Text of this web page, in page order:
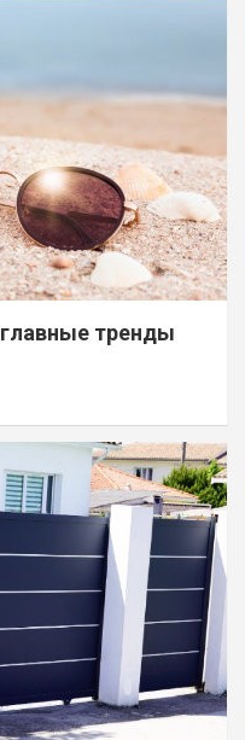
тренды